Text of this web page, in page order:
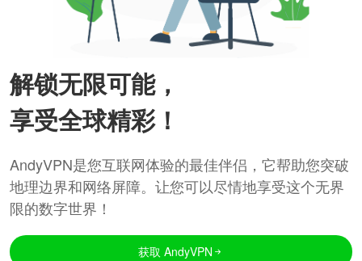
解锁无限可能，
享受全球精彩！
AndyVPN是您互联网体验的最佳伴侣，它帮助您突破
地理边界和网络屏障。让您可以尽情地享受这个无界
限的数字世界！
获取 AndyVPN